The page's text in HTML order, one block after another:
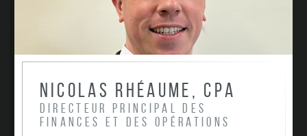
Nicolas Rhéaume, CPA
Directeur principal des
finances et des opérations